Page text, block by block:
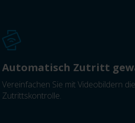
Automatisch Zutritt
Vereinfachen Sie mit Videobildern die
Zutrittskontrolle.